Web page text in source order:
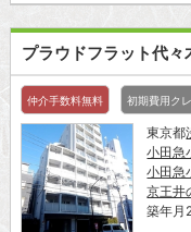
プラウドフラット代々
仲介手数料無料 初期費用ク
東京都
小田急
小田急
京王井
築年月